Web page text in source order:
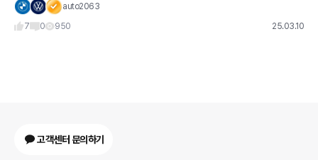
진화할 여지가 있다고 생각합니다. 따라서 최근 자동차의 연비를 개
운
auto2063
7
0 950 25.03.10
고객센터 문의하기